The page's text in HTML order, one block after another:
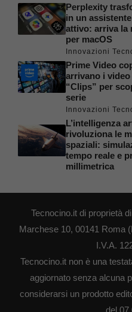
Perplexity
in un
attivo: arriva la
per macOS
Innovazioni
Prime Video
arrivano i
“Clips” per
serie
Innovazioni
L’intelligenza
rivoluziona le
spaziali:
tempo reale e
millimetrica
Tecnocino.it di proprietà
Marchese 10, 00141 Roma
I.V.A.
Tecnocino.it non è una
aggiornato senza alcuna
considerarsi un prodotto
del